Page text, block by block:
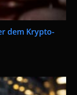
dem Krypto-